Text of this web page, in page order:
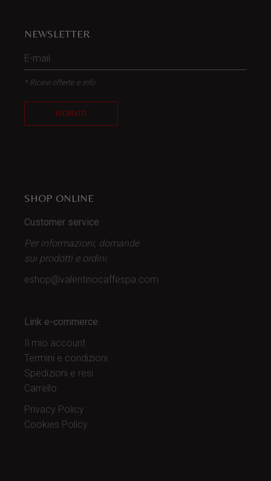
NEWSLETTER
* Ricevi offerte e info
ISCRIVITI
SHOP ONLINE
Customer service
Per informazioni, domande
sui prodotti e ordini:
eshop@valentinocaffespa.com
Link e-commerce:
Il mio account
Termini e condizioni
Spedizioni e resi
Carrello
Privacy Policy
Cookies Policy